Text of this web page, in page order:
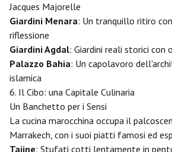
Jacques Majorelle
Giardini Menara: Un tranquillo ritiro
riflessione
Giardini Agdal: Giardini reali storici
Palazzo Bahia: Un capolavoro
islamica
6. Il Cibo: una Capitale Culinaria
Un Banchetto per i Sensi
La cucina marocchina occupa il
Marrakech, con i suoi piatti famosi ed
Tajine: Stufati cotti lentamente in